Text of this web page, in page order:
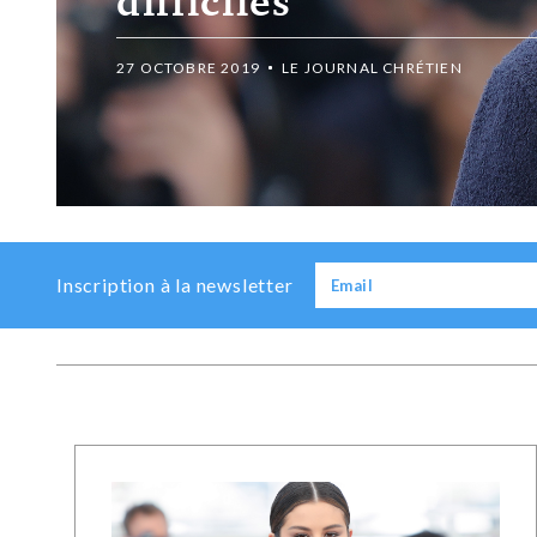
27 OCTOBRE 2019 LE JOURNAL CHRÉTIEN
Inscription à la newsletter